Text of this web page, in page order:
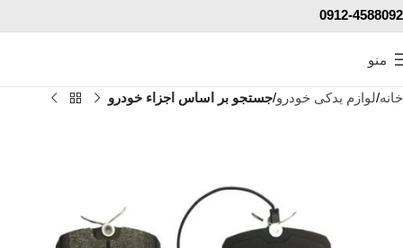
0912-4588092
منو
خانه لوازم یدکی خودرو جستجو بر اساس اجزاء خودرو